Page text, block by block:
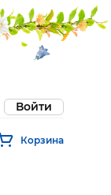
Войти
Корзина